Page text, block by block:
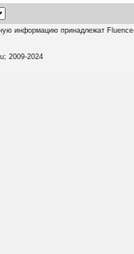
информацию принадлежат
Fluence-